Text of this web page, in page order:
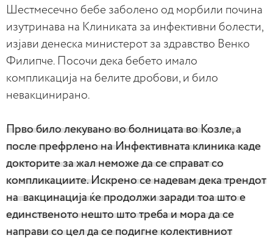
Шестмесечно бебе заболено од морбили почина
изутринава на Клиниката за инфективни болести,
изјави денеска министерот за здравство Венко
Филипче. Посочи дека бебето имало
компликација на белите дробови, и било
невакцинирано.
Прво било лекувано во болницата во Козле, а
после префрлено на Инфективната клиника каде
докторите за жал неможе да се справат со
компликациите. Искрено се надевам дека трендот
на вакцинација ќе продолжи заради тоа што е
единственото нешто што треба и мора да се
направи со цел да се подигне колективниот